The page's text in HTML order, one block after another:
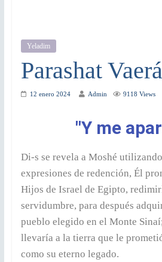
Yeladim
Parashat Vaerá
12 enero 2024 Admin 9118 Views
"Y me
Di-s se revela a Moshé
expresiones de redención, Él
Hijos de Israel de Egipto,
servidumbre, para después
pueblo elegido en el Monte
llevaría a la tierra que le
como su eterno legado.